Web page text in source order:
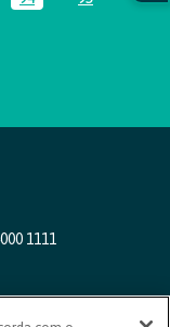
Usar ABA
Página Página
navegar.
1111